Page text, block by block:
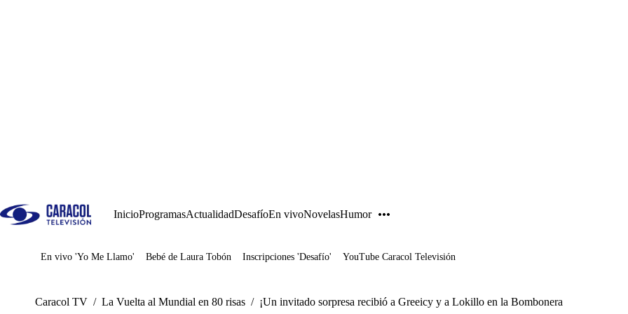
InicioProgramasActualidadDesafíoEn vivoNovelasHumor
Juegos
En vivo 'Yo Me Llamo' Bebé de Laura Tobón Inscripciones 'Desafío' YouTube Caracol Televisión
Caracol TV / La Vuelta al Mundial en 80 risas / ¡Un invitado sorpresa recibió a Greeicy y a Lokillo en la Bombonera